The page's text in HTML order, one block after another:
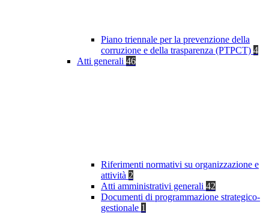
Piano triennale per la prevenzione della
corruzione e della trasparenza (PTPCT) 4
Atti generali 46
Riferimenti normativi su organizzazione e
attività 2
Atti amministrativi generali 42
Documenti di programmazione strategico-
gestionale 1